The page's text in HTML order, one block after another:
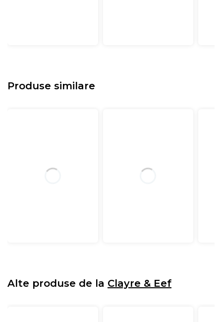
Produse similare
Alte produse de la Clayre & Eef